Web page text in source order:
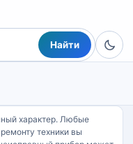
Найти
характер. Любые
техники вы